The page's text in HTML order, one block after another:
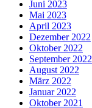
Juni 2023
Mai 2023
April 2023
Dezember 2022
Oktober 2022
September 2022
August 2022
März 2022
Januar 2022
Oktober 2021